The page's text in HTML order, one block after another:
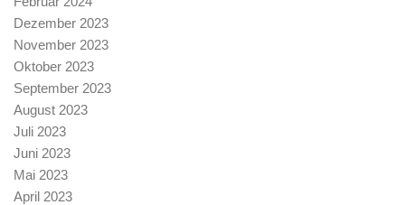
Dezember 2023
November 2023
Oktober 2023
September 2023
August 2023
Juli 2023
Juni 2023
Mai 2023
April 2023